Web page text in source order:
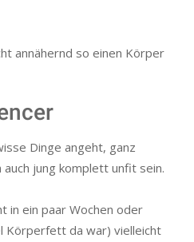
annähernd so einen Körper
Dinge angeht, ganz
jung komplett unfit sein.
in ein paar Wochen oder
Körperfett da war) vielleicht